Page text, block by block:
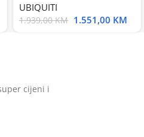
UBIQUITI
1.939,00KM 1.551,00 KM
cijeni i